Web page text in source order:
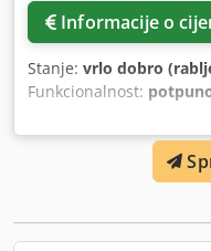
Informacije o
Stanje: vrlo dobro
Funkcionalnost:
Biesse RBO i Schmaltz
Biesse - RBO - KuKa
softver KUKA 4.1.7 -
panela - 4-metarska
sustav - Poseban